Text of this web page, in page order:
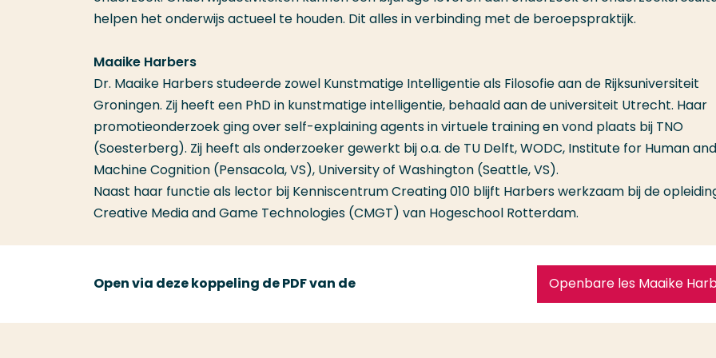
helpen het onderwijs actueel te houden. Dit alles in verbinding met de beroepspraktijk.
Maaike Harbers
Dr. Maaike Harbers studeerde zowel Kunstmatige Intelligentie als Filosofie aan de Rijksuniversiteit
Groningen. Zij heeft een PhD in kunstmatige intelligentie, behaald aan de universiteit Utrecht. Haar
promotieonderzoek ging over self-explaining agents in virtuele training en vond plaats bij TNO
(Soesterberg). Zij heeft als onderzoeker gewerkt bij o.a. de TU Delft, WODC, Institute for Human and
Machine Cognition (Pensacola, VS), University of Washington (Seattle, VS).
Naast haar functie als lector bij Kenniscentrum Creating 010 blijft Harbers werkzaam bij de
Creative Media and Game Technologies (CMGT) van Hogeschool Rotterdam.
Open via deze koppeling de PDF van de Openbare les Maaike